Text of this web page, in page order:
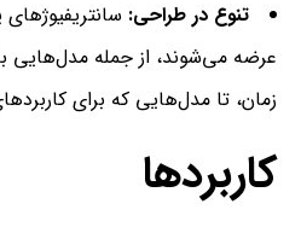
تنوع در طراحی:
عرضه می‌شوند، از جمله مدل‌هایی
زمان، تا مدل‌هایی که برای
کاربردها